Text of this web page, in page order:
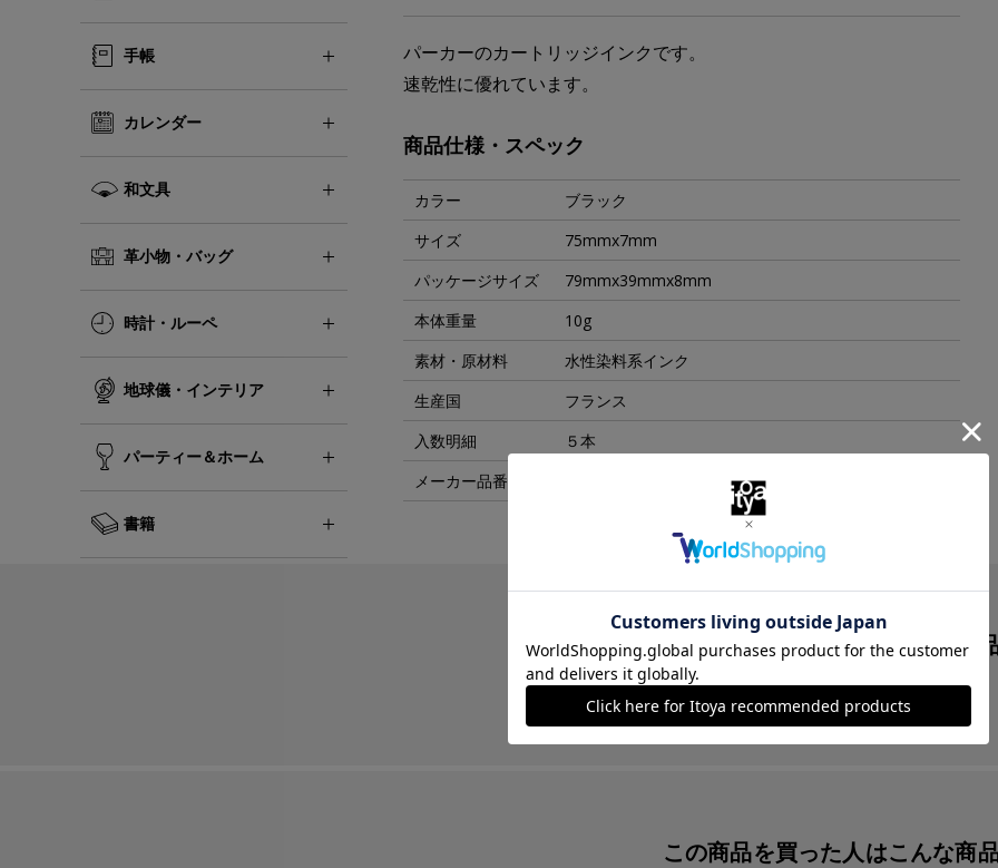
手帳
カレンダー
和文具
革小物・バッグ
時計・ルーペ
地球儀・インテリア
パーティー＆ホーム
書籍
パーカーのカートリッジインクです。
速乾性に優れています。
商品仕様・スペック
カラー
ブラック
サイズ
75mmx7mm
パッケージサイズ
79mmx39mmx8mm
本体重量
10g
素材・原材料
水性染料系インク
生産国
フランス
入数明細
５本
メーカー品番
この商品を見た人はこんな商
この商品を買った人はこんな商